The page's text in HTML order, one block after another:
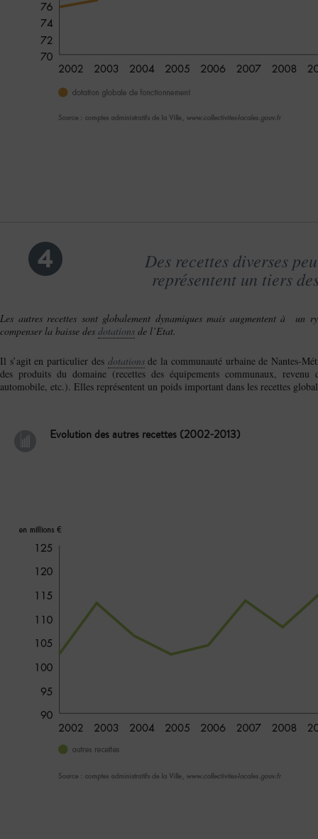
4
Des recettes diverses
représentent un tiers
Les autres recettes sont globalement dynamiques mais augmentent à un
compenser la baisse des dotations de l’Etat.
Il s’agit en particulier des dotationsde la communauté urbaine de Nantes-
des produits du domaine (recettes des équipements communaux,
automobile, etc.). Elles représentent un poids important dans les recettes
Evolution des autres recettes (2002-2013)